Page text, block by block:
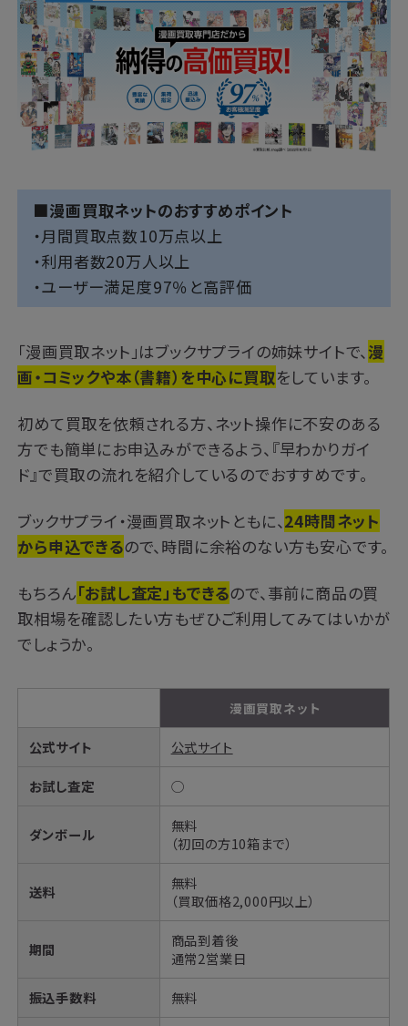
■漫画買取ネットのおすすめポイント
・月間買取点数10万点以上
・利用者数20万人以上
・ユーザー満足度97％と高評価
「漫画買取ネット」はブックサプライの姉妹サイトで、 漫
画・コミックや本（書籍）を中心に買取をしています。
初めて買取を依頼される方、ネット操作に不安のある
方でも簡単にお申込みができるよう、『早わかりガイ
ド』で買取の流れを紹介しているのでおすすめです。
ブックサプライ・漫画買取ネットともに、24時間ネット
から申込できるので、時間に余裕のない方も安心です。
もちろん「お試し査定」もできるので、事前に商品の買
取相場を確認したい方もぜひご利用してみてはいかが
でしょうか。
漫画買取ネット
公式サイト 公式サイト
お試し査定 ◯
ダンボール
無料
（初回の方10箱まで）
送料
無料
（買取価格2,000円以上）
期間
商品到着後
通常2営業日
振込手数料 無料